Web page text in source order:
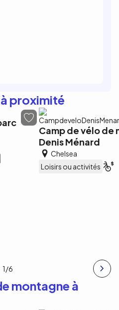
proximité
Camp de vélo de
Denis Ménard
Chelsea
Loisirs ou activités
1/6
montagne à